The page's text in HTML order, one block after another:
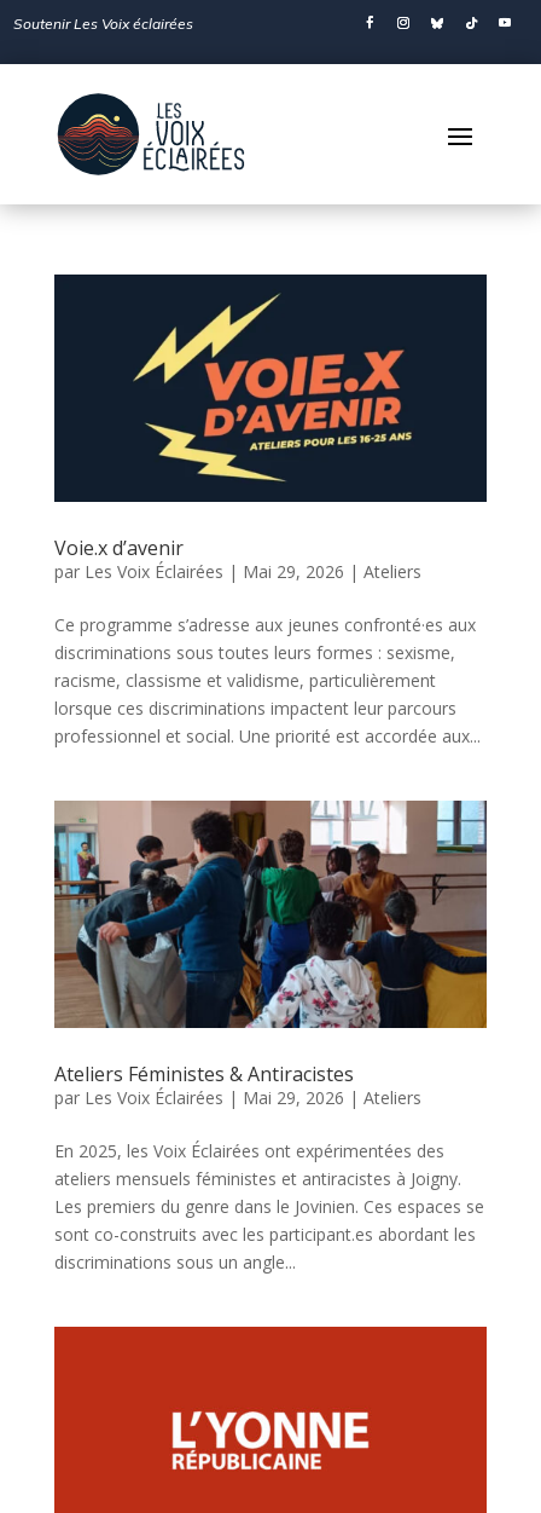
Soutenir Les Voix éclairées
Voie.x d’avenir
par Les Voix Éclairées | Mai 29, 2026 | Ateliers
Ce programme s’adresse aux jeunes confronté·es aux
discriminations sous toutes leurs formes : sexisme,
racisme, classisme et validisme, particulièrement
lorsque ces discriminations impactent leur parcours
professionnel et social. Une priorité est accordée aux...
Ateliers Féministes & Antiracistes
par Les Voix Éclairées | Mai 29, 2026 | Ateliers
En 2025, les Voix Éclairées ont expérimentées des
ateliers mensuels féministes et antiracistes à Joigny.
Les premiers du genre dans le Jovinien. Ces espaces se
sont co-construits avec les participant.es abordant les
discriminations sous un angle...